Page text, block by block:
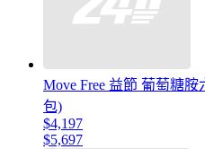
Move Free 益節 葡萄糖
包)
$4,197
$5,697